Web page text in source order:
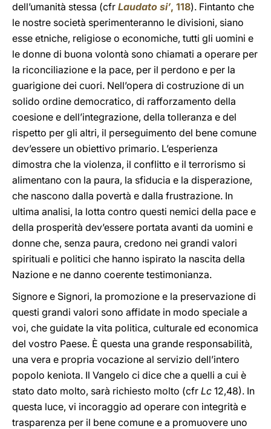
dell’umanità stessa (cfr Laudato si’, 118). Fintanto che
le nostre società sperimenteranno le divisioni, siano
esse etniche, religiose o economiche, tutti gli uomini e
le donne di buona volontà sono chiamati a operare per
la riconciliazione e la pace, per il perdono e per la
guarigione dei cuori. Nell’opera di costruzione di un
solido ordine democratico, di rafforzamento della
coesione e dell’integrazione, della tolleranza e del
rispetto per gli altri, il perseguimento del bene comune
dev’essere un obiettivo primario. L’esperienza
dimostra che la violenza, il conflitto e il terrorismo si
alimentano con la paura, la sfiducia e la disperazione,
che nascono dalla povertà e dalla frustrazione. In
ultima analisi, la lotta contro questi nemici della pace e
della prosperità dev’essere portata avanti da uomini e
donne che, senza paura, credono nei grandi valori
spirituali e politici che hanno ispirato la nascita della
Nazione e ne danno coerente testimonianza.
Signore e Signori, la promozione e la preservazione di
questi grandi valori sono affidate in modo speciale a
voi, che guidate la vita politica, culturale ed economica
del vostro Paese. È questa una grande responsabilità,
una vera e propria vocazione al servizio dell’intero
popolo keniota. Il Vangelo ci dice che a quelli a cui è
stato dato molto, sarà richiesto molto (cfr Lc 12,48). In
questa luce, vi incoraggio ad operare con integrità e
trasparenza per il bene comune e a promuovere uno